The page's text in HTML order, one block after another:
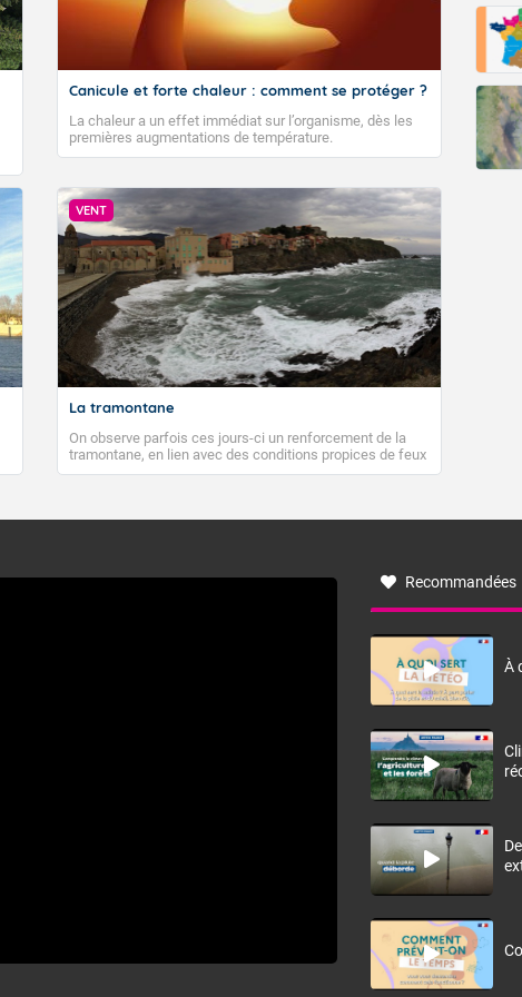
Fermer
Canicule et forte chaleur : comment se protéger ?
La chaleur a un effet immédiat sur l’organisme, dès les
premières augmentations de température.
VENT
La tramontane
On observe parfois ces jours-ci un renforcement de la
tramontane, en lien avec des conditions propices de feux
de forêt. Mais qu'est-ce que la tramontane ? Quelles sont
à nord-ouest, dans un secteur qui part du Roussillon à la
monts, en allusion aux régions montagneuses d’où
Recommandées
À